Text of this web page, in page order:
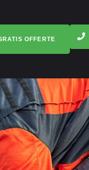
OFFERTE